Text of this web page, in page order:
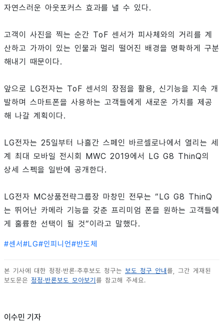
자연스러운 아웃포커스 효과를 낼 수 있다.
고객이 사진을 찍는 순간 ToF 센서가 피사체와의 거리를 계
산하고 가까이 있는 인물과 멀리 떨어진 배경을 명확하게 구분
해내기 때문이다.
앞으로 LG전자는 ToF 센서의 장점을 활용, 신기능을 지속 개
발하며 스마트폰을 사용하는 고객들에게 새로운 가치를 제공
해 나갈 계획이다.
LG전자는 25일부터 나흘간 스페인 바르셀로나에서 열리는 세
계 최대 모바일 전시회 MWC 2019에서 LG G8 ThinQ의
상세 스펙을 일반에 공개한다.
LG전자 MC상품전략그룹장 마창민 전무는 “LG G8 ThinQ
는 뛰어난 카메라 기능을 갖춘 프리미엄 폰을 원하는 고객들에
게 훌륭한 선택이 될 것“이라고 말했다.
#센서 #LG#인피니언#반도체
본 기사에 대한 정정·반론·추후보도 청구는 보도 청구 안내 를, 그간 게재된
보도문은 정정·반론보도 모아보기 를 참고해 주세요.
이수민 기자